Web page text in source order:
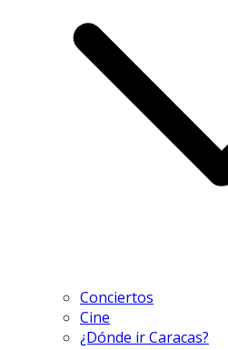
Conciertos
Cine
¿Dónde ir Caracas?